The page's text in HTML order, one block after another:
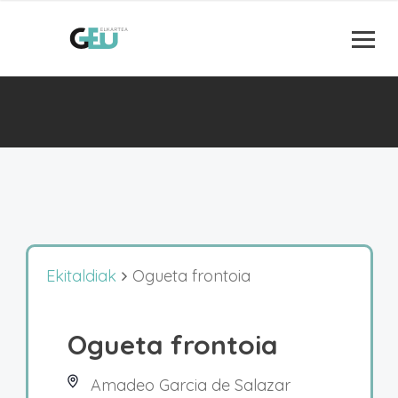
Ekitaldiak Ogueta frontoia
Ogueta frontoia
Amadeo Garcia de Salazar